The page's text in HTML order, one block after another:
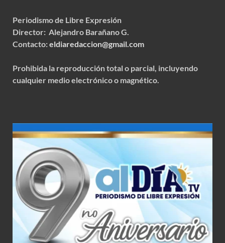
Periodismo de Libre Expresión
Director: Alejandro Barañano G.
Contacto:eldiaredaccion@gmail.com
Prohibida la reproducción total o parcial, incluyendo
cualquier medio electrónico o magnético.